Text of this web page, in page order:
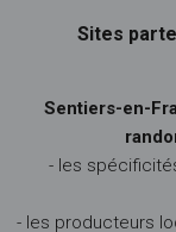
Sites
Sentiers-en-
- les
- les producteurs